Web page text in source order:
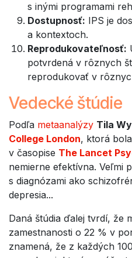
s inými programami
Dostupnosť: IPS je
a kontextoch.
Reprodukovateľnosť:
potvrdená v rôznych
reprodukovať v
Vedecké štúdie
Podľa metaanalýzy Tila
College London, ktorá
v časopise The Lancet
nemierne efektívna. Veľmi
s diagnózami ako
depresia...
Daná štúdia ďalej tvrdí, že
zamestnanosti o 22 % v
znamená, že z každých